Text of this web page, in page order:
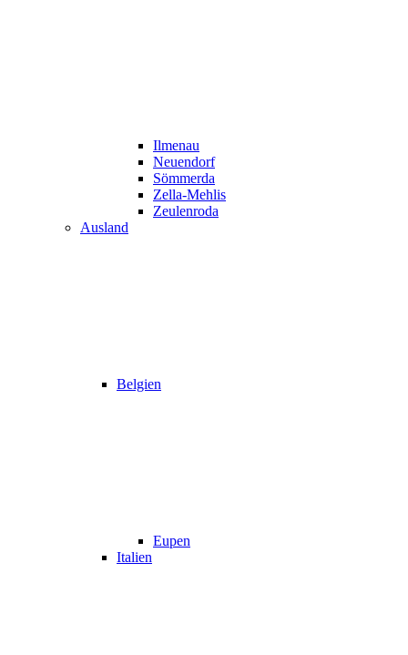
Ilmenau
Neuendorf
Sömmerda
Zella-Mehlis
Zeulenroda
Ausland
Belgien
Eupen
Italien